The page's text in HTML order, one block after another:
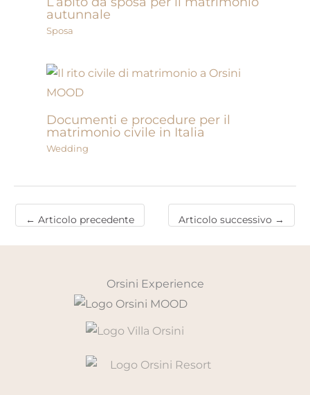
autunnale
Sposa
Documenti e procedure per il
matrimonio civile in Italia
Wedding
← Articolo precedente Articolo successivo →
Orsini Experience